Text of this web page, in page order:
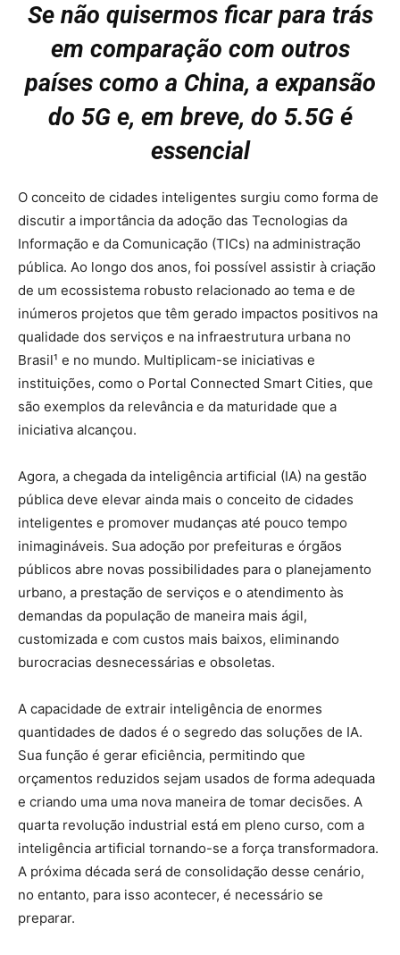
Se não quisermos ficar para trás
em comparação com outros
países como a China, a expansão
do 5G e, em breve, do 5.5G é
essencial
O conceito de cidades inteligentes surgiu como forma de
discutir a importância da adoção das Tecnologias da
Informação e da Comunicação (TICs) na administração
pública. Ao longo dos anos, foi possível assistir à criação
de um ecossistema robusto relacionado ao tema e de
inúmeros projetos que têm gerado impactos positivos na
qualidade dos serviços e na infraestrutura urbana no
Brasil¹ e no mundo. Multiplicam-se iniciativas e
instituições, como o Portal Connected Smart Cities, que
são exemplos da relevância e da maturidade que a
iniciativa alcançou.
Agora, a chegada da inteligência artificial (IA) na gestão
pública deve elevar ainda mais o conceito de cidades
inteligentes e promover mudanças até pouco tempo
inimagináveis. Sua adoção por prefeituras e órgãos
públicos abre novas possibilidades para o planejamento
urbano, a prestação de serviços e o atendimento às
demandas da população de maneira mais ágil,
customizada e com custos mais baixos, eliminando
burocracias desnecessárias e obsoletas.
A capacidade de extrair inteligência de enormes
quantidades de dados é o segredo das soluções de IA.
Sua função é gerar eficiência, permitindo que
orçamentos reduzidos sejam usados de forma adequada
e criando uma uma nova maneira de tomar decisões. A
quarta revolução industrial está em pleno curso, com a
inteligência artificial tornando-se a força transformadora.
A próxima década será de consolidação desse cenário,
no entanto, para isso acontecer, é necessário se
preparar.